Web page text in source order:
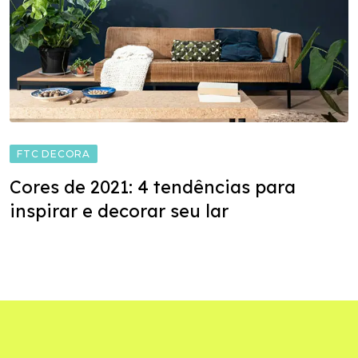
FTC DECORA
Cores de 2021: 4 tendências para
inspirar e decorar seu lar